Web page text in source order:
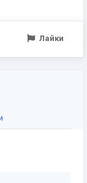
Лайки